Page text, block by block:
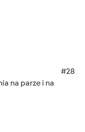
#28
na parze i na